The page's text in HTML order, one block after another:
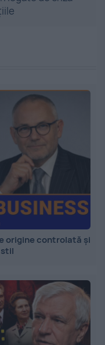
origine controlată și